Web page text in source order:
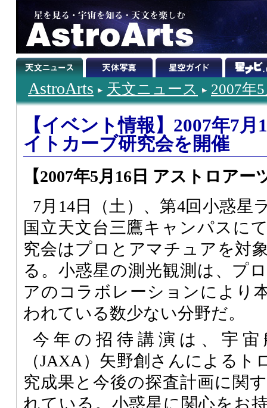
AstroArts 天文ニュース 2007年
【イベント情報】2007年7
イトカーブ研究会を開催
【2007年5月16日 アストロアー
7月14日（土）、第4回小惑星
国立天文台三鷹キャンパスに
究会はプロとアマチュアを対
る。小惑星の測光観測は、プ
アのコラボレーションにより
われている数少ない分野だ。
今年の招待講演は、宇
（JAXA）矢野創さんによるト
究成果と今後の探査計画に関
れている。小惑星に関心をお